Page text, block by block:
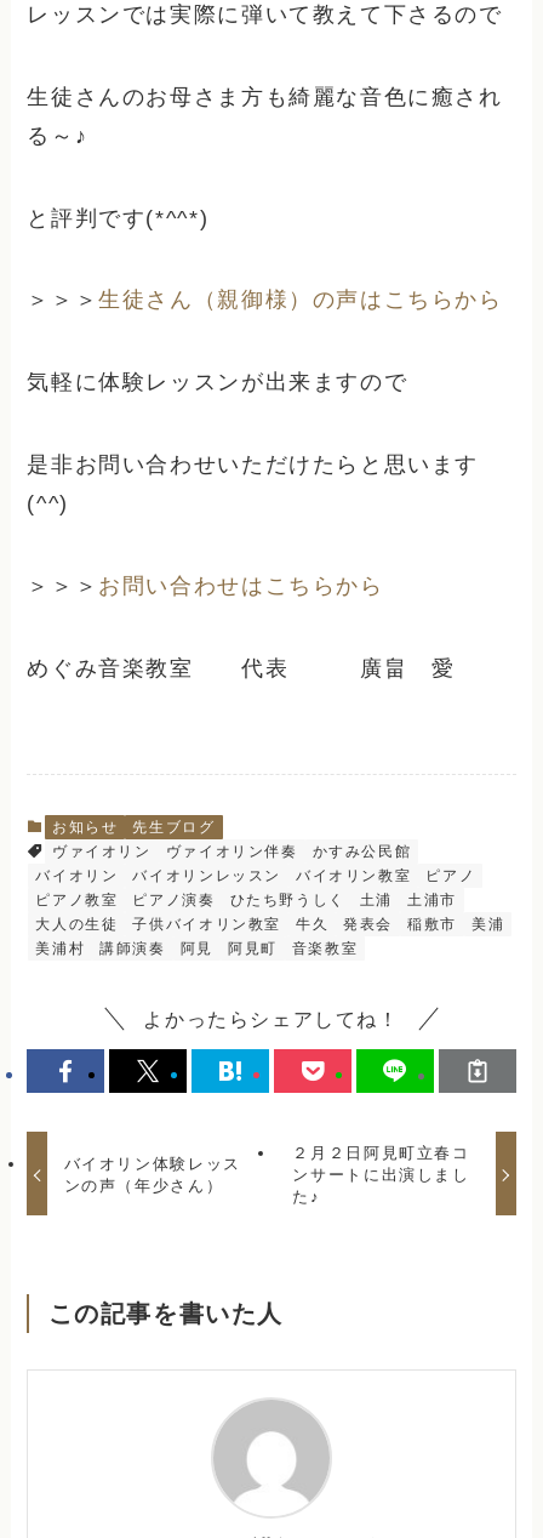
レッスンでは実際に弾いて教えて下さるので
生徒さんのお母さま方も綺麗な音色に癒され
る～♪
と評判です(*^^*)
＞＞＞生徒さん（親御様）の声はこちらから
気軽に体験レッスンが出来ますので
是非お問い合わせいただけたらと思います
(^^)
＞＞＞ お問い合わせはこちらから
めぐみ音楽教室 代表 廣畠 愛
お知らせ
先生ブログ
ヴァイオリン
ヴァイオリン伴奏
かすみ公民館
バイオリン
バイオリンレッスン バイオリン教室
ピアノ
ピアノ教室
ピアノ演奏 ひたち野うしく 土浦
土浦市
大人の生徒
子供バイオリン教室 牛久 発表会 稲敷市
美浦
美浦村
講師演奏 阿見 阿見町 音楽教室
よかったらシェアしてね！
バイオリン体験レッス
ンの声（年少さん）
２月２日阿見町立春コ
ンサートに出演しまし
た♪
この記事を書いた人